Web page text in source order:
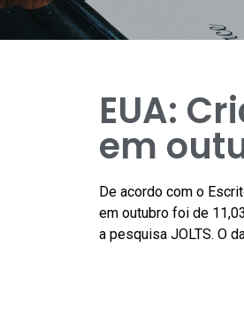
EUA:
em
De acordo com o
em outubro foi de
a pesquisa JOLTS. O